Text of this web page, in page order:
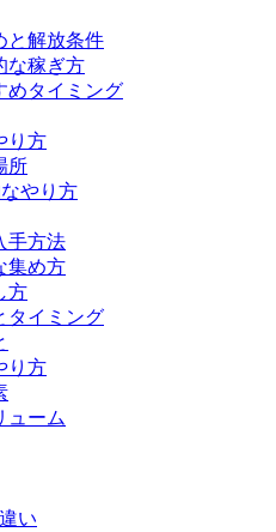
と解放条件
な稼ぎ方
めタイミング
り方
所
やり方
手方法
集め方
方
タイミング
り方
ューム
い